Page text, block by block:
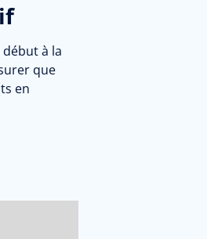
début à la
que
en